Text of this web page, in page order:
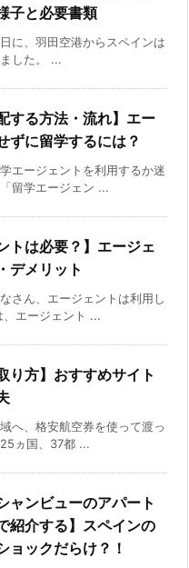
子と必要書類
に、羽田空港からスペインは
した。 ...
する方法・流れ】エー
ずに留学するには？
エージェントを利用するか迷
留学エージェン ...
トは必要？】エージェ
デメリット
さん、エージェントは利用し
、エージェント ...
り方】おすすめサイト
へ、格安航空券を使って渡っ
ヵ国、37都 ...
ャンビューのアパート
紹介する】スペインの
ョックだらけ？！